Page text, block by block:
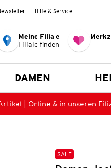
Hilfe & Service
Meine Filiale
Filiale finden
DAMEN
| Online & in unseren
SALE